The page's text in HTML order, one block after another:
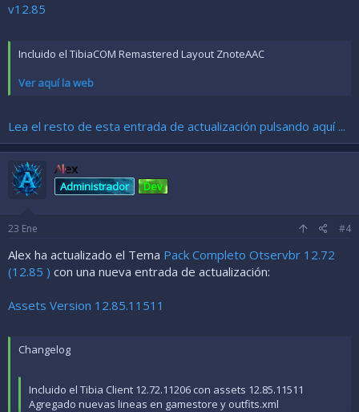
v12.85
Incluido el TibiaCOM Remastered Layout ZnoteAAC
Ver aquí la web
Lea el resto de esta entrada de actualización pulsando aquí ...
Alex
Administrador Dev
23 Ene #4
Alex ha actualizado el Tema Pack Completo Otservbr 12.72
(12.85 ) con una nueva entrada de actualización:
Assets Version 12.85.11511
Changelog
Incluido el Tibia Client 12.72.11206 con assets 12.85.11511
Agregado nuevas lineas en gamestore y outfits.xml